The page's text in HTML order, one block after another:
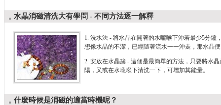
水晶消磁清洗大有學問 - 不同方法逐一解釋
1. 洗水法 - 將水晶在開著的水嚨喉下沖若最少5分
想像水晶的不潔，已經隨著流水一一沖走，那水晶
2. 安放在水晶簇 - 這個是最簡單的方法，只要將水
陽，又或在水嚨喉下清洗一下，可增加其能量。
什麼時候是消磁的適當時機呢？